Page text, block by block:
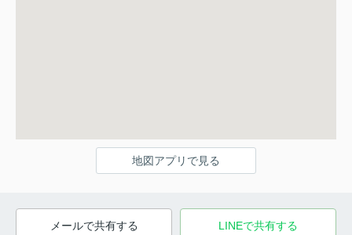
地図アプリで見る
メールで共有する LINEで共有する